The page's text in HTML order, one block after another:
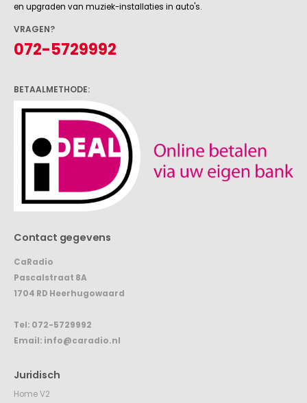
en upgraden van muziek-installaties in auto's.
VRAGEN?
072-5729992
BETAALMETHODE:
Contact gegevens
CaRadio
Pascalstraat 8A
1704 RD Heerhugowaard
Tel: 072-5729992
Email: info@caradio.nl
Juridisch
Home V2